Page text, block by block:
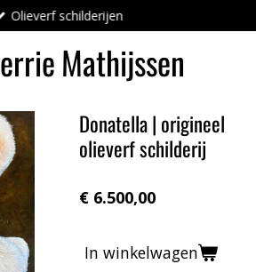
Mathijssen
Olieverf schilderijen
Donatella | origineel
olieverf schilderij
€ 6.500,00
In winkelwagen